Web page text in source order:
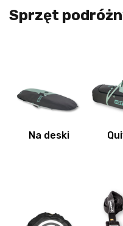
Sprzęt
Na deski